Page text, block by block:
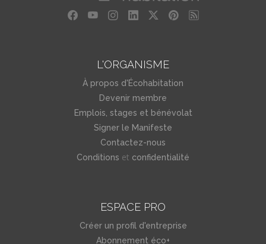
L'ORGANISME
À propos d'Écohabitation
Devenir membre
Emplois, stages et bénévolat
Signer le Manifeste
Contactez-nous
Conditions et confidentialité
ESPACE PRO
Créer un profil d'entreprise
Abonnement éco+